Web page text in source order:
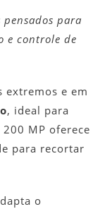
para
e controle de
extremos e em
, ideal para
MP oferece
para recortar
o